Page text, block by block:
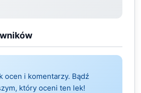
ocen i komentarzy. Bądź
który oceni ten lek!